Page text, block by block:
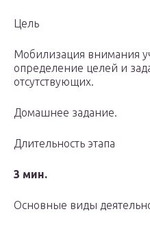
Цель
Мобилизация внимания
определение целей и
отсутствующих.
Домашнее задание.
Длительность этапа
3 мин.
Основные виды